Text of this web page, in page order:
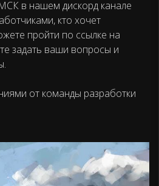
в нашем дискорд канале
кто хочет
пройти по ссылке на
задать ваши вопросы и
от команды разработки